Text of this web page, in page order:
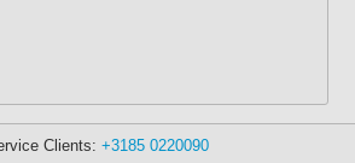
Clients: +3185 0220090